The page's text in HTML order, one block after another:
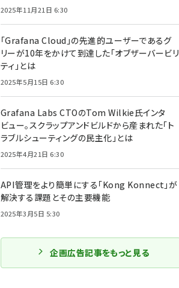
2025年11月21日 6:30
「Grafana Cloud」の先進的ユーザーであるグ
リーが10年をかけて到達した「オブザーバービリ
ティ」とは
2025年5月15日 6:30
Grafana Labs CTOのTom Wilkie氏インタ
ビュー。スクラップアンドビルドから産まれた「ト
ラブルシューティングの民主化」とは
2025年4月21日 6:30
API管理をより簡単にする「Kong Konnect」が
解決する課題とその主要機能
2025年3月5日 5:30
企画広告記事をもっと見る